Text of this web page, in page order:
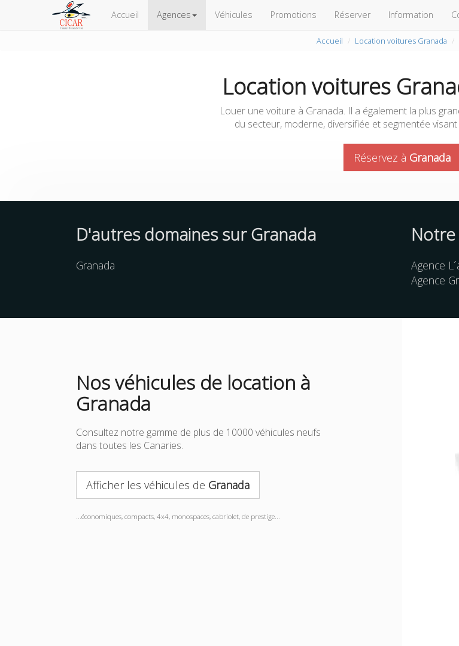
Accueil Agences Véhicules Promotions Réserver Information
Accueil Location voitures Granada
Location voitures
Louer une voiture à Granada. Il a également la plus
du secteur, moderne, diversifiée et segmentée
Réservez à Granada
Notre
Agence
Agence
D'autresdomainessur Granada
Granada
Nos véhicules de location à
Granada
Consultez notre gamme de plus de 10000 véhicules neufs
dans toutes les Canaries.
Afficher les véhicules de Granada
...économiques, compacts, 4x4, monospaces, cabriolet, de prestige...